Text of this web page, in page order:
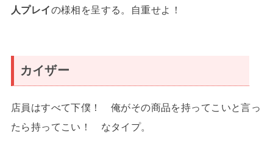
人プレイの様相を呈する。自重せよ！
カイザー
店員はすべて下僕！ 俺がその商品を持ってこいと言っ
たら持ってこい！ なタイプ。